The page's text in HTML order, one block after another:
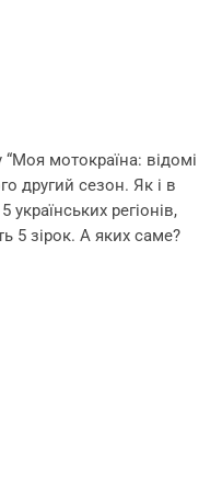
мотокраїна: відомі
другий сезон. Як і в
регіонів,
5 зірок. А яких саме?